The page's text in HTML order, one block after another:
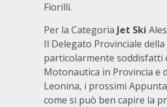
Fiorilli.
Per la Categoria Jet Ski
Il Delegato Provinciale
particolarmente soddisfatti
Motonautica in Provincia e
Leonina, i prossimi
come si può ben capire la